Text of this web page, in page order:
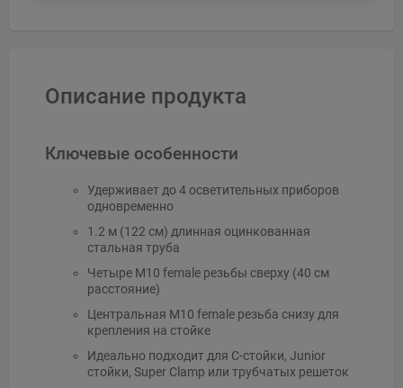
Описание продукта
Ключевые особенности
Удерживает до 4 осветительных приборов
одновременно
1.2 м (122 см) длинная оцинкованная
стальная труба
Четыре M10 female резьбы сверху (40 см
расстояние)
Центральная M10 female резьба снизу для
крепления на стойке
Идеально подходит для C-стойки, Junior
стойки, Super Clamp или трубчатых решеток